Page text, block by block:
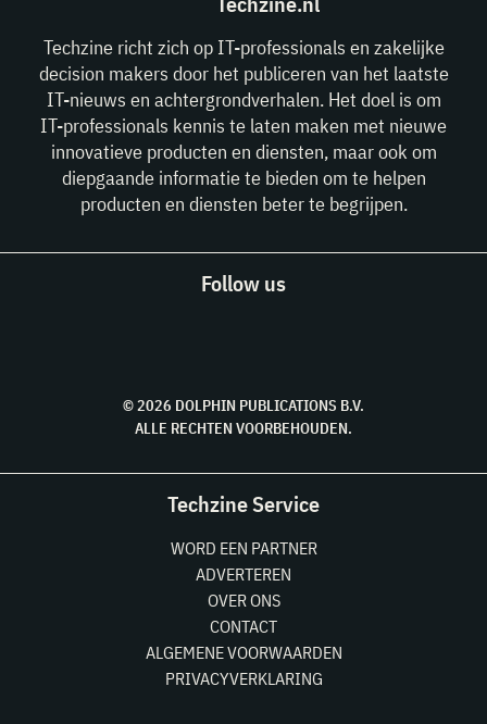
Techzine richt zich op IT-professionals en zakelijke
decision makers door het publiceren van het laatste
IT-nieuws en achtergrondverhalen. Het doel is om
IT-professionals kennis te laten maken met nieuwe
innovatieve producten en diensten, maar ook om
diepgaande informatie te bieden om te helpen
producten en diensten beter te begrijpen.
Follow us
© 2026 DOLPHIN PUBLICATIONS B.V.
ALLE RECHTEN VOORBEHOUDEN.
Techzine Service
WORD EEN PARTNER
ADVERTEREN
OVER ONS
CONTACT
ALGEMENE VOORWAARDEN
PRIVACYVERKLARING